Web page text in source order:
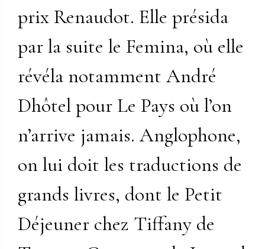
prix Renaudot. Elle présida
par la suite le Femina, où elle
révéla notamment André
Dhôtel pour Le Pays où l’on
n’arrive jamais. Anglophone,
on lui doit les traductions de
grands livres, dont le Petit
Déjeuner chez Tiffany de